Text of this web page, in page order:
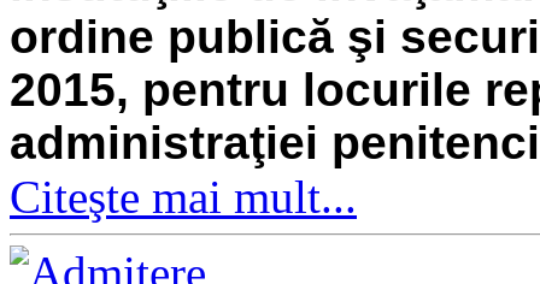
ordine publică şi
2015, pentru locurile
administraţiei
Citeşte mai mult...